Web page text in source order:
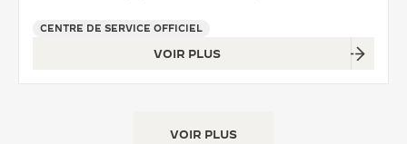
L’ODYSSÉE SIDÉRALE
CENTRE DE SERVICE OFFICIEL
VOIR PLUS
VOIR PLUS